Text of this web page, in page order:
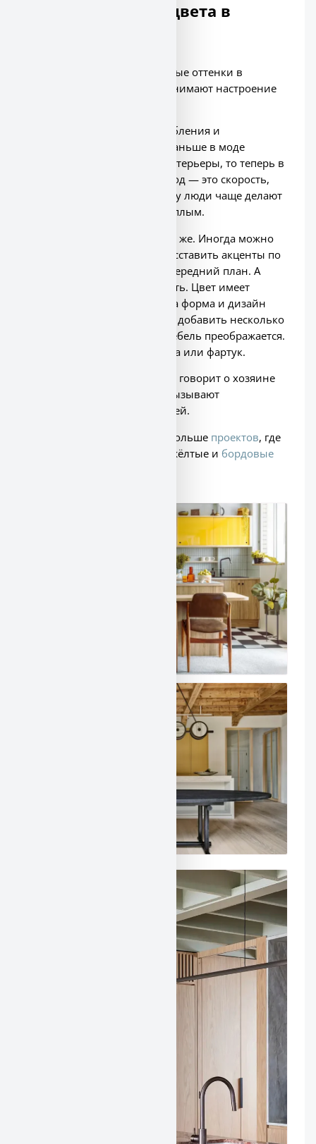
В тренде тёплые цвета в
В этом году популярны тёплые оттенки в
интерьере. Такие цвета поднимают настроение
Дом — это место для расслабления и
восстановления сил. Если раньше в моде
были минималистичные интерьеры, то теперь в
почёте уютный дизайн. Город — это скорость,
. Поэтому люди чаще делают
свой дом более живым и тёплым.
остаётся такой же. Иногда можно
даже что-то удешевить и расставить акценты по
цветам. Вывести что-то на передний план. А
вторичные детали удешевить. Цвет имеет
большее значение, чем сама форма и дизайн
деталей. Иногда достаточно добавить несколько
деталей в тёплом цвете и мебель преображается.
Это может быть яркая плитка или фартук.
Выбор тональности о много говорит о хозяине
дома. Яркие тёплые цвета вызывают
добродушный отклик у гостей.
Поэтому мы будем видеть больше проектов, где
есть терракотовый, нежно-жёлтые и бордовые